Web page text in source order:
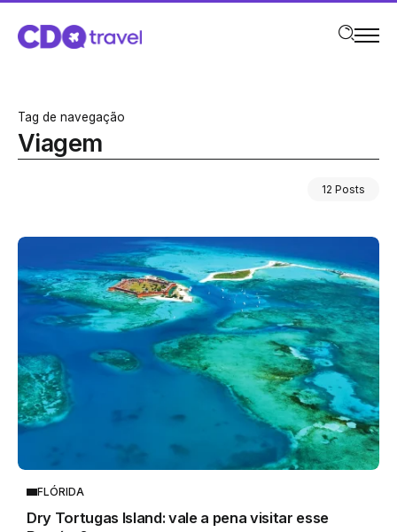
Tag de navegação
Viagem
12 Posts
FLÓRIDA
Dry Tortugas Island: vale a pena visitar esse